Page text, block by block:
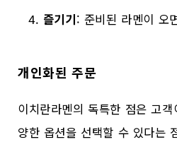
즐기기: 준비된 라멘이 오
개인화된 주문
이치란라멘의 독특한 점은 고
양한 옵션을 선택할 수 있다는